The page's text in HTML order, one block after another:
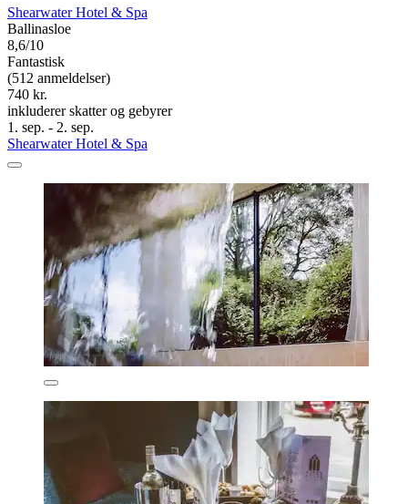
Shearwater Hotel & Spa
Ballinasloe
8,6/10
Fantastisk
(512 anmeldelser)
740 kr.
inkluderer skatter og gebyrer
1. sep. - 2. sep.
Shearwater Hotel & Spa